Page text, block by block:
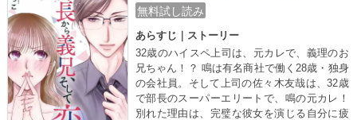
無料試し読み
あらすじ｜ストーリー
32歳のハイスペ上司は、元カレで、義理のお
兄ちゃん！？ 鳴は有名商社で働く28歳・独身
の会社員。そして上司の佐々木友哉は、32歳
で部長のスーパーエリートで、鳴の元カレ！
別れた理由は、完璧な彼女を演じる自分に疲